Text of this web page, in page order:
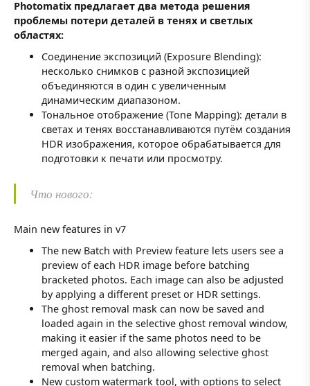
Photomatix предлагает два метода решения
проблемы потери деталей в тенях и светлых
областях:
Соединение экспозиций (Exposure Blending):
несколько снимков с разной экспозицией
объединяются в один с увеличенным
динамическим диапазоном.
Тональное отображение (Tone Mapping): детали в
светах и тенях восстанавливаются путём создания
HDR изображения, которое обрабатывается для
подготовки к печати или просмотру.
Что нового:
Main new features in v7
The new Batch with Preview feature lets users see a
preview of each HDR image before batching
bracketed photos. Each image can also be adjusted
by applying a different preset or HDR settings.
The ghost removal mask can now be saved and
loaded again in the selective ghost removal window,
making it easier if the same photos need to be
merged again, and also allowing selective ghost
removal when batching.
New custom watermark tool, with options to select